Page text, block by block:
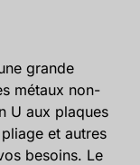
grande
métaux non-
U aux plaques
et autres
besoins. Le